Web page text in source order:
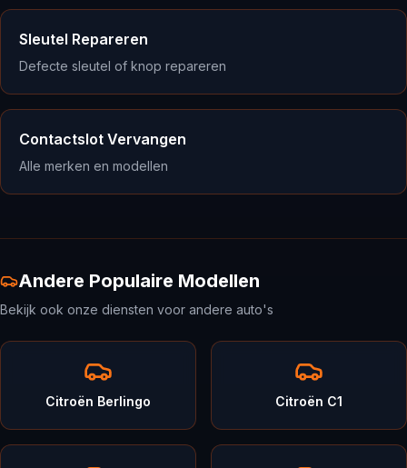
Sleutel Repareren
Defecte sleutel of knop repareren
Contactslot Vervangen
Alle merken en modellen
Andere Populaire Modellen
Bekijk ook onze diensten voor andere auto's
Citroën Berlingo Citroën C1